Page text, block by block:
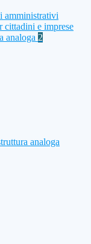
amministrativi
cittadini e imprese
analoga 2
analoga